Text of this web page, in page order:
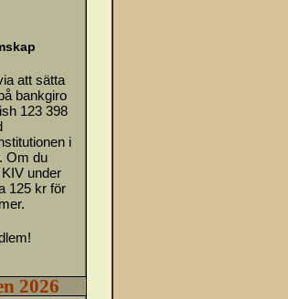
att sätta
bankgiro
123 398
i
Om du
under
125 kr för
2026